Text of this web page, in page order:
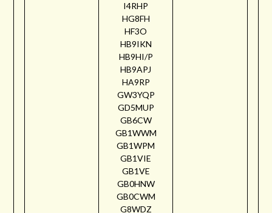
I4RHP
HG8FH
HF3O
HB9IKN
HB9HI/P
HB9APJ
HA9RP
GW3YQP
GD5MUP
GB6CW
GB1WWM
GB1WPM
GB1VIE
GB1VE
GB0HNW
GB0CWM
G8WDZ